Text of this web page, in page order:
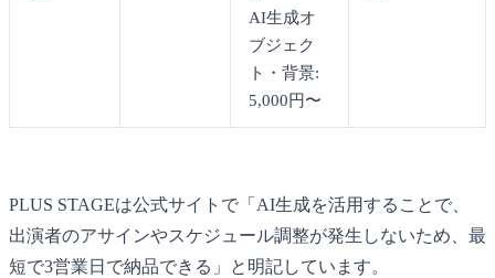
AI生成オ
ブジェク
ト・背景:
5,000円〜
PLUS STAGEは公式サイトで「AI生成を活用することで、
出演者のアサインやスケジュール調整が発生しないため、最
短で3営業日で納品できる」と明記しています。